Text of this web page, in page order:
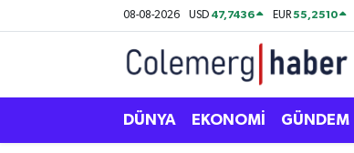
08-08-2026 USD 47,7436 EUR55,2510
DÜNYA EKONOMİ GÜNDEM
Hakkâri Nöbetçi Eczaneler
Hakkâri Hava Durumu